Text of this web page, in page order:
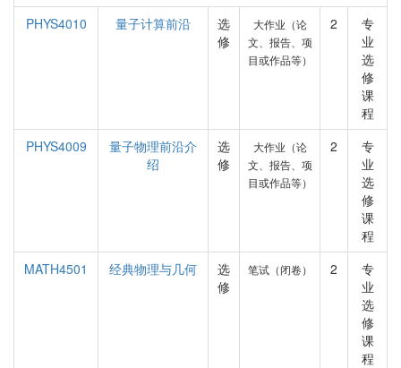
PHYS4010 量子计算前沿
选
修
大作业（论
文、报告、项
目或作品等）
2
专
业
选
修
课
程
PHYS4009
量子物理前沿介
绍
选
修
大作业（论
文、报告、项
目或作品等）
2
专
业
选
修
课
程
MATH4501
经典物理与几何
选
修
笔试（闭卷） 2
专
业
选
修
课
程